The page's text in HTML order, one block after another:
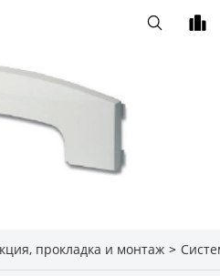
прокладка и монтаж >